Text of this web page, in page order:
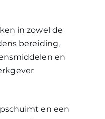
in zowel de
bereiding,
en
en een